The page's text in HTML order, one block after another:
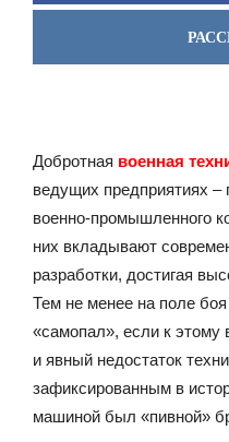
Добротная военная
ведущих предприятиях –
военно-промышленного
них вкладывают
разработки, достигая
Тем не менее на поле
«самопал», если к этому
и явный недостаток
зафиксированным в
машиной был «пивной»